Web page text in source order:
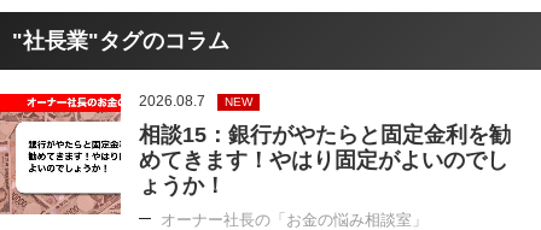
"社長業"タグのコラム
2026.08.7 NEW
相談15：銀行がやたらと固定金利を勧
めてきます！やはり固定がよいのでし
ょうか！
オーナー社長の「お金の悩み相談室」